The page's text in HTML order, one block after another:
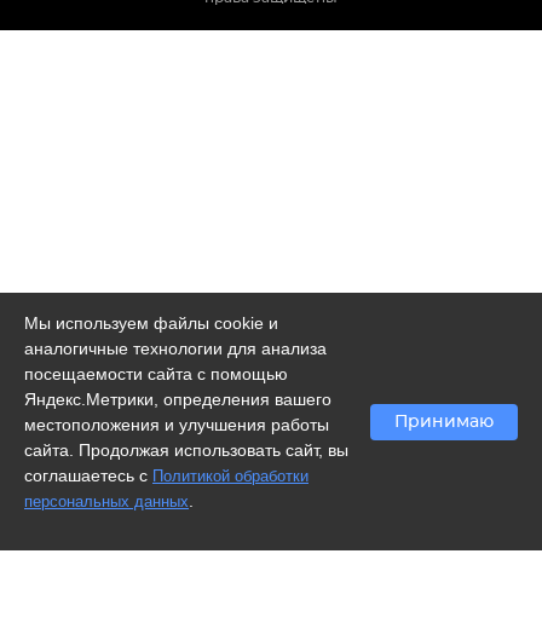
Мы используем файлы cookie и
аналогичные технологии для анализа
посещаемости сайта с помощью
Яндекс.Метрики, определения вашего
местоположения и улучшения работы
сайта. Продолжая использовать сайт, вы
соглашаетесь с Политикой обработки
персональных данных
Принимаю